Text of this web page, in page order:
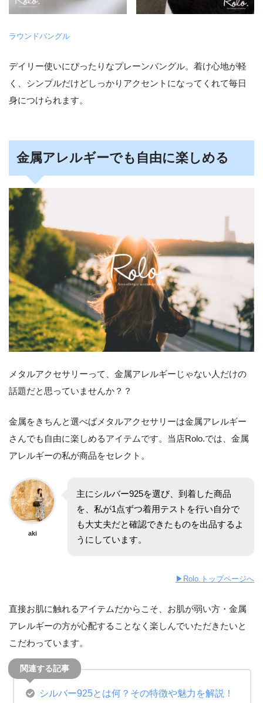
ラウンドバングル
デイリー使いにぴったりなプレーンバングル。着け心地が軽
く、シンプルだけどしっかりアクセントになってくれて毎日
身につけられます。
金属アレルギーでも自由に楽しめる
メタルアクセサリーって、金属アレルギーじゃない人だけの
話題だと思っていませんか？？
金属をきちんと選べばメタルアクセサリーは金属アレルギー
さんでも自由に楽しめるアイテムです。当店Rolo.では、金属
アレルギーの私が商品をセレクト。
aki
主にシルバー925を選び、到着した商品
を、私が1点ずつ着用テストを行い自分で
も大丈夫だと確認できたものを出品するよ
うにしています。
▶︎Rolo.トップページへ
直接お肌に触れるアイテムだからこそ、お肌が弱い方・金属
アレルギーの方が心配することなく楽しんでいただきたいと
こだわっています。
シルバー925とは何？その特徴や魅力を解説！